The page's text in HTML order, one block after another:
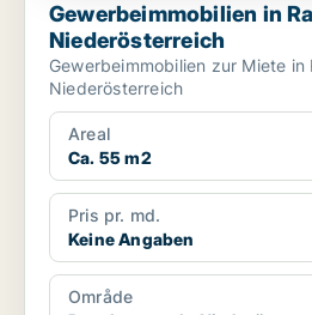
Gewerbeimmobilien in
Niederösterreich
Gewerbeimmobilien zur Miete in
Niederösterreich
Areal
Ca. 55 m2
Pris pr. md.
Keine Angaben
Område